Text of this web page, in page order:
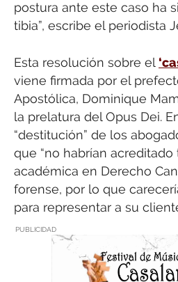
postura ante este caso ha
tibia”, escribe el periodista
Esta resolución sobre el
viene firmada por el
Apostólica, Dominique
la prelatura del Opus Dei.
“destitución” de los
que “no habrían
académica en Derecho
forense, por lo que
para representar a su
PUBLICIDAD